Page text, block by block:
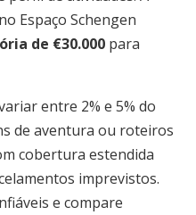
Espaço Schengen
de €30.000 para
entre 2% e 5% do
de aventura ou roteiros
cobertura estendida
imprevistos.
e compare